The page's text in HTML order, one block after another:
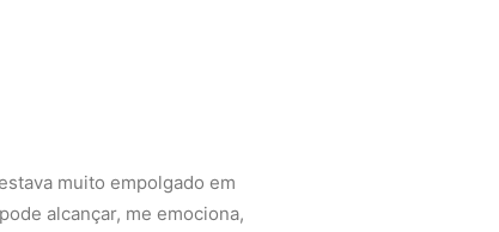
muito empolgado em
alcançar, me emociona,